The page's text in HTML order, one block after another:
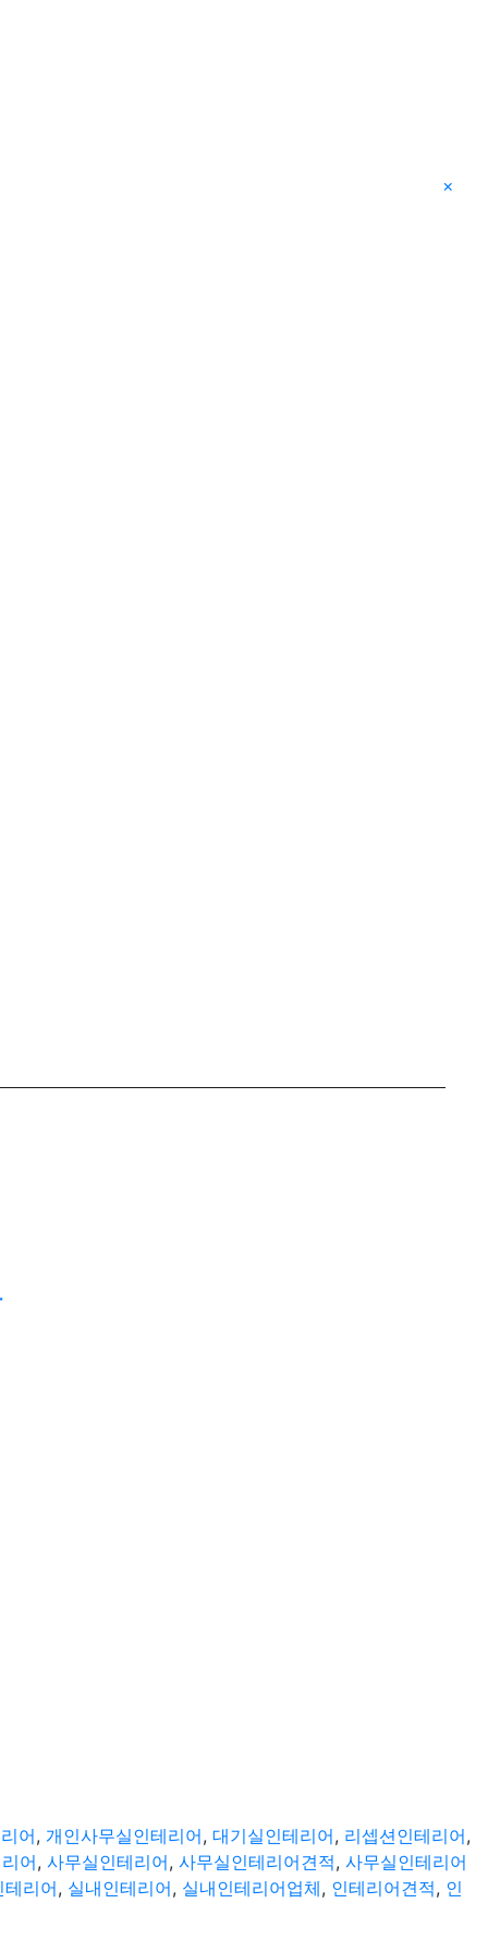
×
어, 개인사무실인테리어, 대기실인테리어, 리셉션인테리어,
어, 사무실인테리어, 사무실인테리어견적, 사무실인테리어
리어, 실내인테리어, 실내인테리어업체, 인테리어견적, 인